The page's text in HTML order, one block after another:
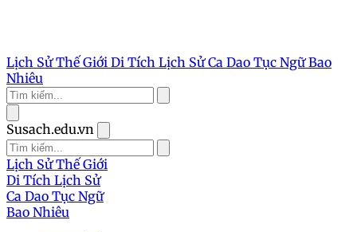
Lịch Sử Thế Giới Di Tích Lịch SửCa Dao Tục NgữBao
Nhiêu
Susach.edu.vn
Lịch Sử Thế Giới
Di Tích Lịch Sử
Ca Dao Tục Ngữ
Bao Nhiêu